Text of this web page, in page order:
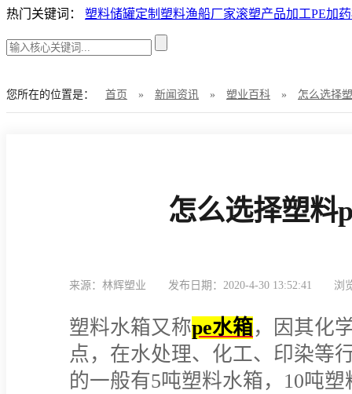
热门关键词： 塑料储罐定制 塑料渔船厂家滚塑产品加工PE加
您所在的位置是： 首页 » 新闻资讯 » 塑业百科 » 怎么选择
怎么选择塑料
来源：林辉塑业 发布日期：2020-4-30 13:52:41 浏
塑料水箱又称pe水箱，因其化
点，在水处理、化工、印染等
的一般有5吨塑料水箱，10吨